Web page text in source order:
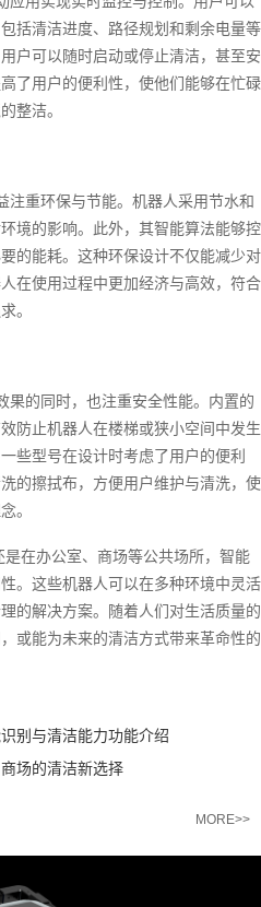
括清洁进度、路径规划和剩余电量等
户可以随时启动或停止清洁，甚至安
了用户的便利性，使他们能够在忙碌
整洁。
注重环保与节能。机器人采用节水和
境的影响。此外，其智能算法能够控
的能耗。这种环保设计不仅能减少对
在使用过程中更加经济与高效，符合
。
果的同时，也注重安全性能。内置的
防止机器人在楼梯或狭小空间中发生
些型号在设计时考虑了用户的便利
的擦拭布，方便用户维护与清洗，使
。
在办公室、商场等公共场所，智能
。这些机器人可以在多种环境中灵活
的解决方案。随着人们对生活质量的
或能为未来的清洁方式带来革命性的
别与清洁能力功能介绍
场的清洁新选择
MORE>>